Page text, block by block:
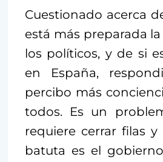
Cuestionado acerca
está más preparada
los políticos, y de si
en España,
percibo más
todos. Es un
requiere cerrar filas
batuta es el